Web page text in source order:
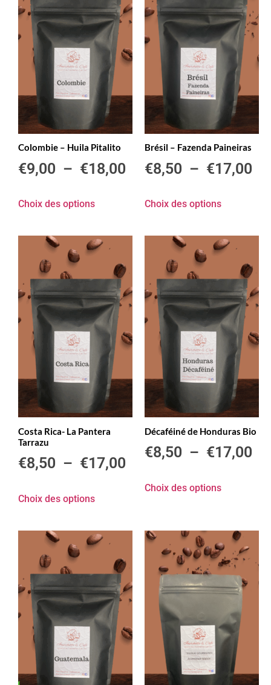
Colombie – Huila Pitalito
€9,00 – €18,00
Choix des options
Brésil – Fazenda Paineiras
€8,50 – €17,00
Choix des options
Costa Rica- La Pantera
Tarrazu
€8,50 – €17,00
Choix des options
Décaféiné de Honduras Bio
€8,50 – €17,00
Choix des options